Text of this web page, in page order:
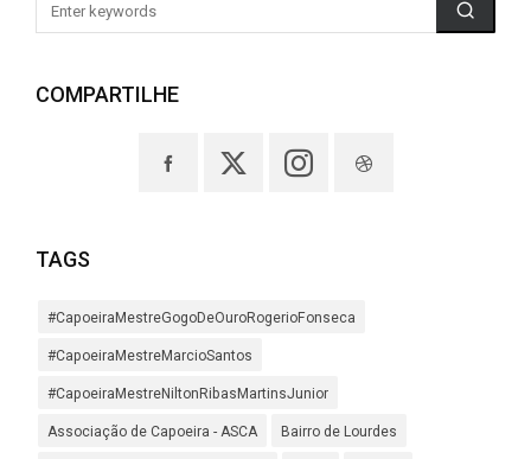
COMPARTILHE
TAGS
#CapoeiraMestreGogoDeOuroRogerioFonseca
#CapoeiraMestreMarcioSantos
#CapoeiraMestreNiltonRibasMartinsJunior
Associação de Capoeira - ASCA Bairro de Lourdes